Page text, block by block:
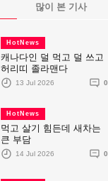
많이 본 기사
HotNews
캐나다인 덜 먹고 덜 쓰고
허리띠 졸라맨다
13 Jul 2026 0
HotNews
먹고 살기 힘든데 새차는
큰 부담
14 Jul 2026 0